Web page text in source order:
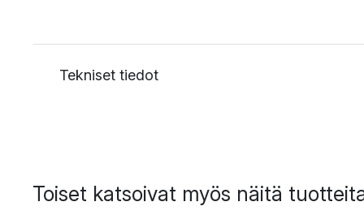
Tekniset tiedot
Toiset katsoivat myös näitä